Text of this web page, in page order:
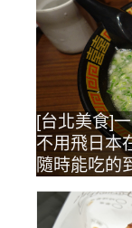
[台北美食]
不用飛日本
隨時能吃的